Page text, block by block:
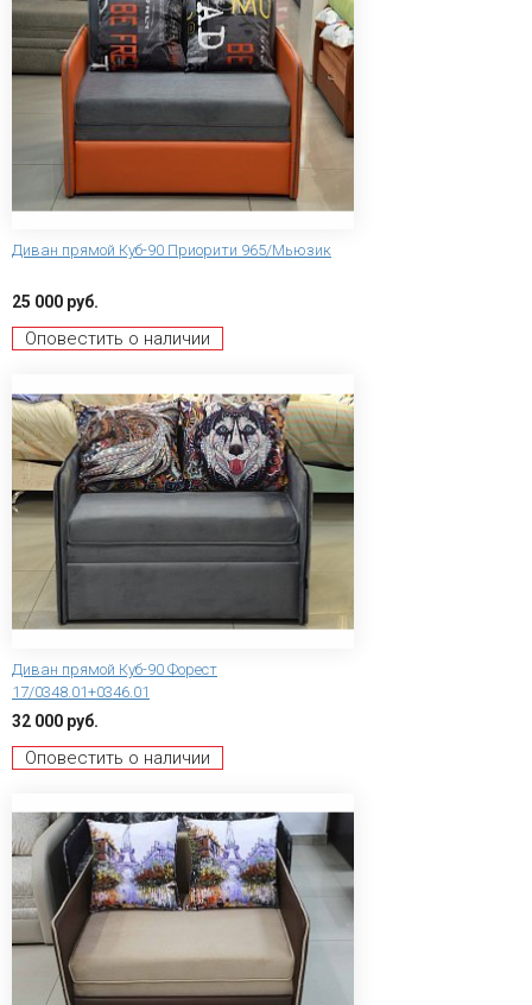
Диван прямой Куб-90 Приорити 965/Мьюзик
25 000 руб.
Оповестить о наличии
Диван прямой Куб-90 Форест
17/0348.01+0346.01
32 000 руб.
Оповестить о наличии